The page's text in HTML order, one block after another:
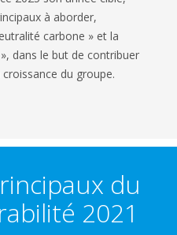
à aborder,
carbone » et la
dans le but de contribuer
du groupe.
du
2021